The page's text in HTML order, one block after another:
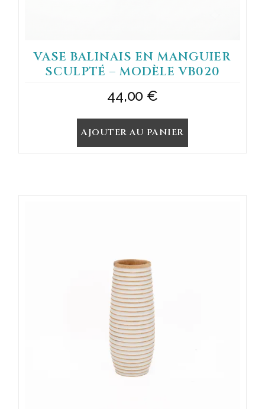
VASE BALINAIS EN MANGUIER
SCULPTÉ – MODÈLE VB020
44,00 €
AJOUTER AU PANIER